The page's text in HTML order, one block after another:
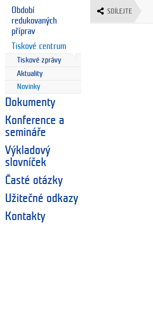
Období
redukovaných
příprav
Tiskové centrum
Tiskové zprávy
Aktuality
Novinky
Dokumenty
Konference a
semináře
Výkladový
slovníček
Časté otázky
Užitečné odkazy
Kontakty
SDÍLEJTE